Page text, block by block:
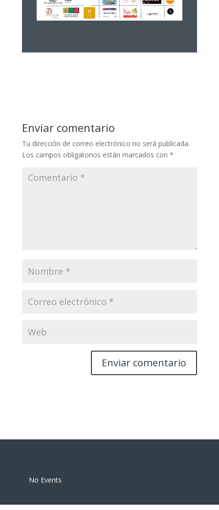
Enviar comentario
Tu dirección de correo electrónico no será publicada.
Los campos obligatorios están marcados con *
No Events